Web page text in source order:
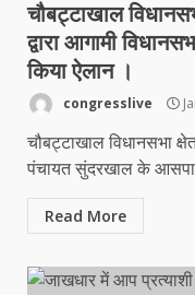
चौबट्टाखाल
द्वारा आगामी
किया ऐलान ।
congresslive
चौबट्टाखाल विधानसभा
पंचायत सुंदरखाल के
Read More